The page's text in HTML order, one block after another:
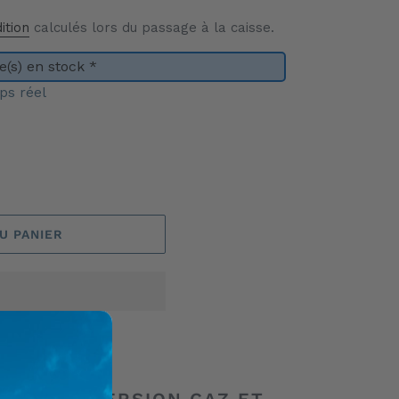
calculés lors du passage à la caisse.
en stock *
réel
PANIER